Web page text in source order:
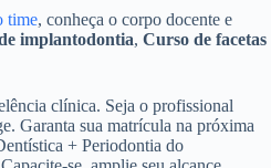
time, conheça o corpo docente e
implantodontia, Curso de facetas
clínica. Seja o profissional
Garanta sua matrícula na próxima
+ Periodontia do